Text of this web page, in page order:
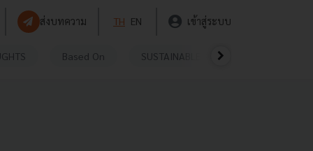
ส่งบทความ TH EN เข้าสู่ระบบ
Based On SUSTAINABLE